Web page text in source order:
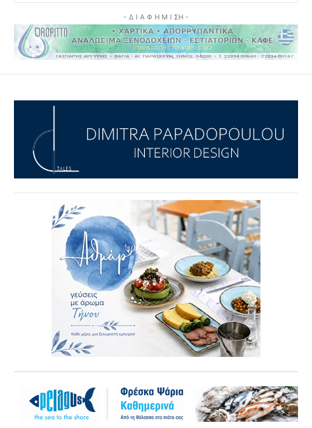
- Δ Ι Α Φ Η Μ Ι ΣΗ -